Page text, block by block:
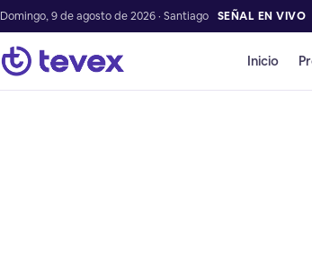
Domingo, 9 de agosto de 2026 · Santiago SEÑAL EN VIVO
Inicio